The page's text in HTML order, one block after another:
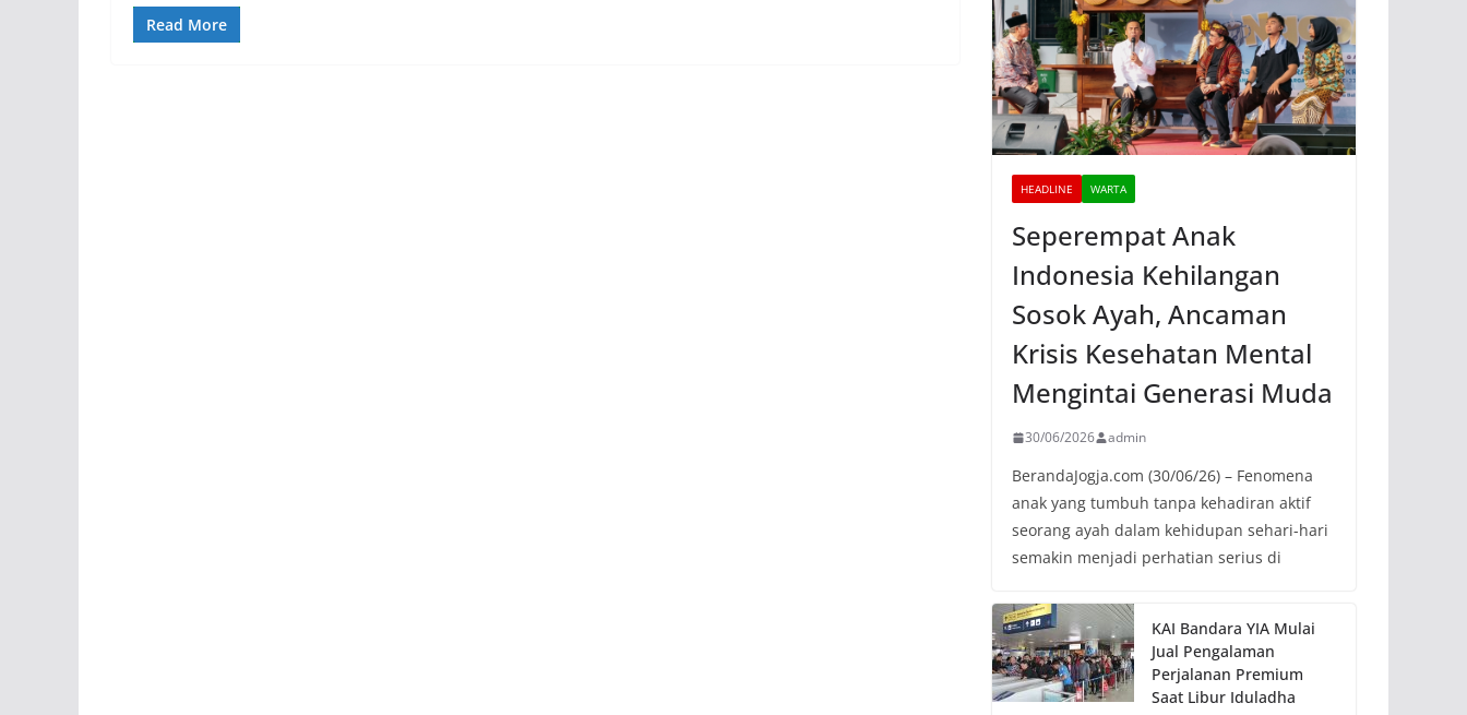
Read More
HEADLINE WARTA
Seperempat Anak
Indonesia Kehilangan
Sosok Ayah, Ancaman
Krisis Kesehatan Mental
Mengintai Generasi Muda
30/06/2026 admin
BerandaJogja.com (30/06/26) – Fenomena
anak yang tumbuh tanpa kehadiran aktif
seorang ayah dalam kehidupan sehari-hari
semakin menjadi perhatian serius di
KAI Bandara YIA Mulai
Jual Pengalaman
Perjalanan Premium
Saat Libur Iduladha